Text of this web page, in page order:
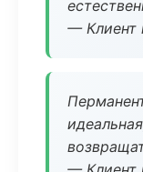
— Клиент